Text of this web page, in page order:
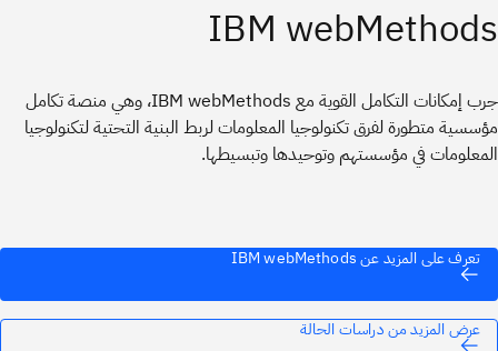
IBM webMethods
جرب إمكانات التكامل القوية مع IBM webMethods، وهي منصة تكامل
مؤسسية متطورة لفرق تكنولوجيا المعلومات لربط البنية التحتية لتكنولوجيا
المعلومات في مؤسستهم وتوحيدها وتبسيطها.
تعرف على المزيد عن IBM webMethods
عرض المزيد من دراسات الحالة